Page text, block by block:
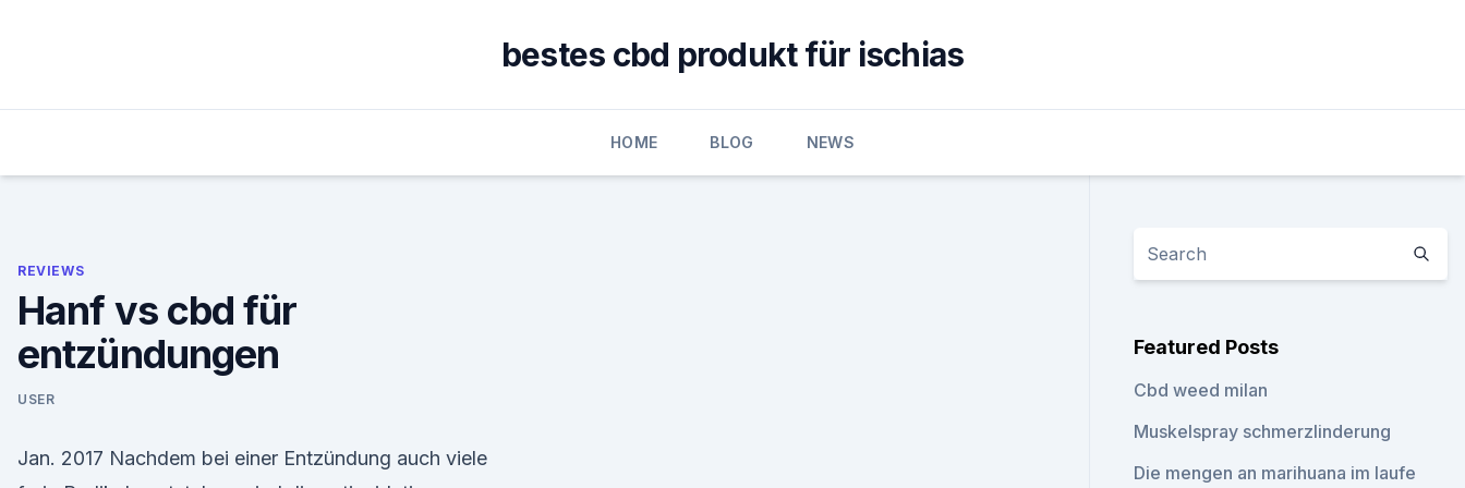
bestes cbd produkt für ischias
HOME BLOG NEWS
REVIEWS
Hanf vs cbd für
entzündungen
USER
Jan. 2017 Nachdem bei einer Entzündung auch viele
Featured Posts
Cbd weed milan
Muskelspray schmerzlinderung
Die mengen an marihuana im laufe